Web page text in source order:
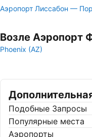
Аэропорт Лиссабон —
Возле Аэропорт
Phoenix (AZ)
Подобные Запросы
Популярные места
Аэропорты